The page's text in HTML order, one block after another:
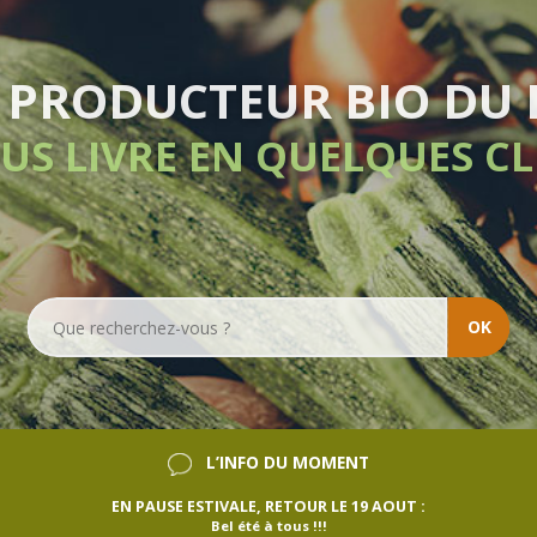
SANS ENGAGEMENT
OK
L’INFO DU MOMENT
EN PAUSE ESTIVALE, RETOUR LE 19 AOUT :
Bel été à tous !!!